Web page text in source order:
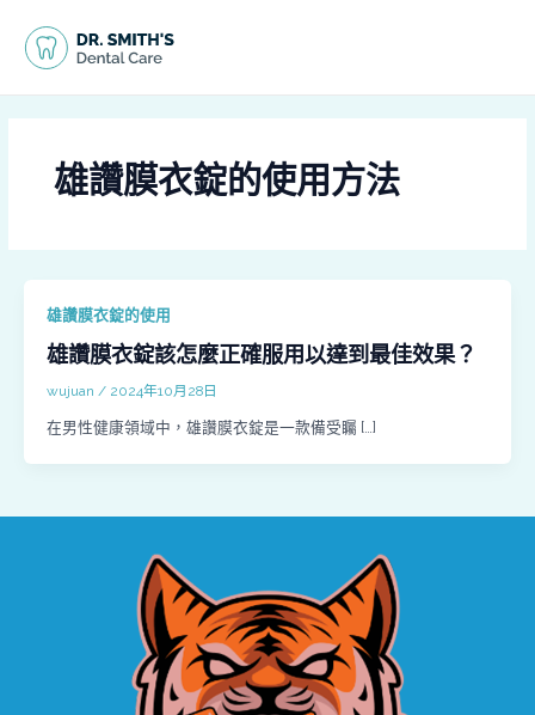
雄讚膜衣錠的使用方法
雄讚膜衣錠的使用
雄讚膜衣錠該怎麼正確服用以達到最佳效果？
wujuan / 2024年10月28日
在男性健康領域中，雄讚膜衣錠是一款備受矚 […]